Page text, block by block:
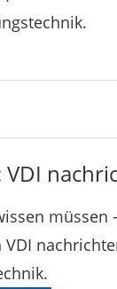
VDI
müssen